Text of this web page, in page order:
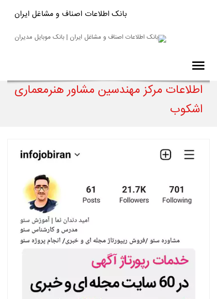
بانک اطلاعات اصناف و مشاغل ایران
اطلاعات مرکز مهندسین مشاور هنرمعماری
اشکوب